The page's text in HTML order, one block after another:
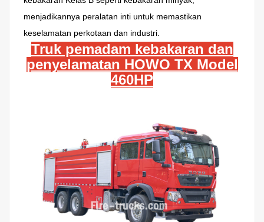
menjadikannya peralatan inti untuk memastikan
keselamatan perkotaan dan industri.
Truk pemadam kebakaran dan
penyelamatan HOWO TX Model
460HP